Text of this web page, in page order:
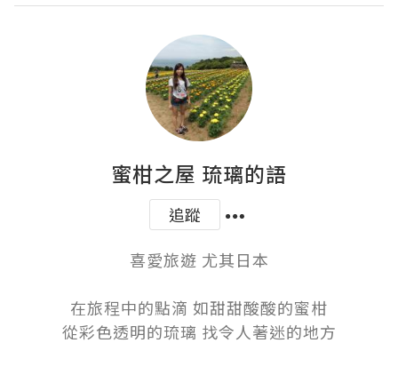
蜜柑之屋 琉璃的語
追蹤
喜愛旅遊 尤其日本
在旅程中的點滴 如甜甜酸酸的蜜柑
從彩色透明的琉璃 找令人著迷的地方